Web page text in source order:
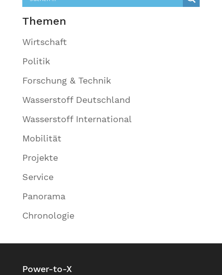
Themen
Wirtschaft
Politik
Forschung & Technik
Wasserstoff Deutschland
Wasserstoff International
Mobilität
Projekte
Service
Panorama
Chronologie
Power-to-X